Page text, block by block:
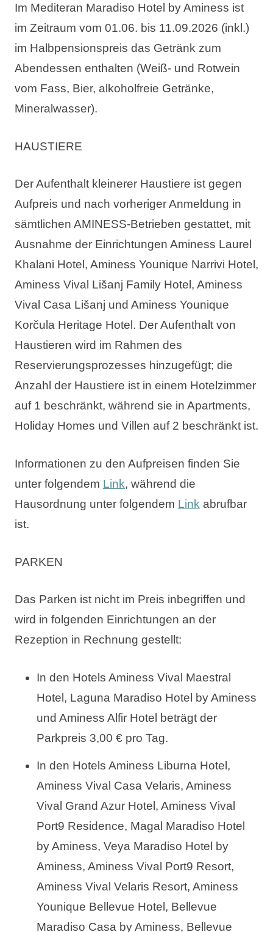
Im Mediteran Maradiso Hotel by Aminess ist
im Zeitraum vom 01.06. bis 11.09.2026 (inkl.)
im Halbpensionspreis das Getränk zum
Abendessen enthalten (Weiß- und Rotwein
vom Fass, Bier, alkoholfreie Getränke,
Mineralwasser).
HAUSTIERE
Der Aufenthalt kleinerer Haustiere ist gegen
Aufpreis und nach vorheriger Anmeldung in
sämtlichen AMINESS-Betrieben gestattet, mit
Ausnahme der Einrichtungen Aminess Laurel
Khalani Hotel, Aminess Younique Narrivi Hotel,
Aminess Vival Lišanj Family Hotel, Aminess
Vival Casa Lišanj und Aminess Younique
Korčula Heritage Hotel. Der Aufenthalt von
Haustieren wird im Rahmen des
Reservierungsprozesses hinzugefügt; die
Anzahl der Haustiere ist in einem Hotelzimmer
auf 1 beschränkt, während sie in Apartments,
Holiday Homes und Villen auf 2 beschränkt ist.
Informationen zu den Aufpreisen finden Sie
unter folgendem Link, während die
Hausordnung unter folgendem Link abrufbar
ist.
PARKEN
Das Parken ist nicht im Preis inbegriffen und
wird in folgenden Einrichtungen an der
Rezeption in Rechnung gestellt:
In den Hotels Aminess Vival Maestral
Hotel, Laguna Maradiso Hotel by Aminess
und Aminess Alfir Hotel beträgt der
Parkpreis 3,00 € pro Tag.
In den Hotels Aminess Liburna Hotel,
Aminess Vival Casa Velaris, Aminess
Vival Grand Azur Hotel, Aminess Vival
Port9 Residence, Magal Maradiso Hotel
by Aminess, Veya Maradiso Hotel by
Aminess, Aminess Vival Port9 Resort,
Aminess Vival Velaris Resort, Aminess
Younique Bellevue Hotel, Bellevue
Maradiso Casa by Aminess, Bellevue